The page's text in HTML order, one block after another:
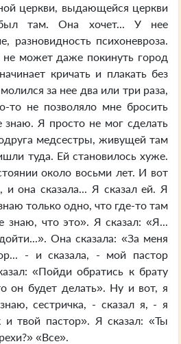
церкви, выдающейся церкви
там. Она хочет... У нее
разновидность психоневроза.
может даже покинуть город
кричать и плакать без
за нее два или три раза,
то не позволяло мне бросить
знаю. Я просто не мог сделать
медсестры, живущей там
туда. Ей становилось хуже.
около восьми лет. И вот
она сказала... Я сказал ей. Я
только одно, что где-то там
знаю, что это». Я сказал: «Я...
Она сказала: «За меня
- и сказала, - мой пастор
«Пойди обратись к брату
он будет делать». Ну и вот, я
сестричка, - сказал я, - я
и твой пастор». Я сказал: «Ты
«Все».